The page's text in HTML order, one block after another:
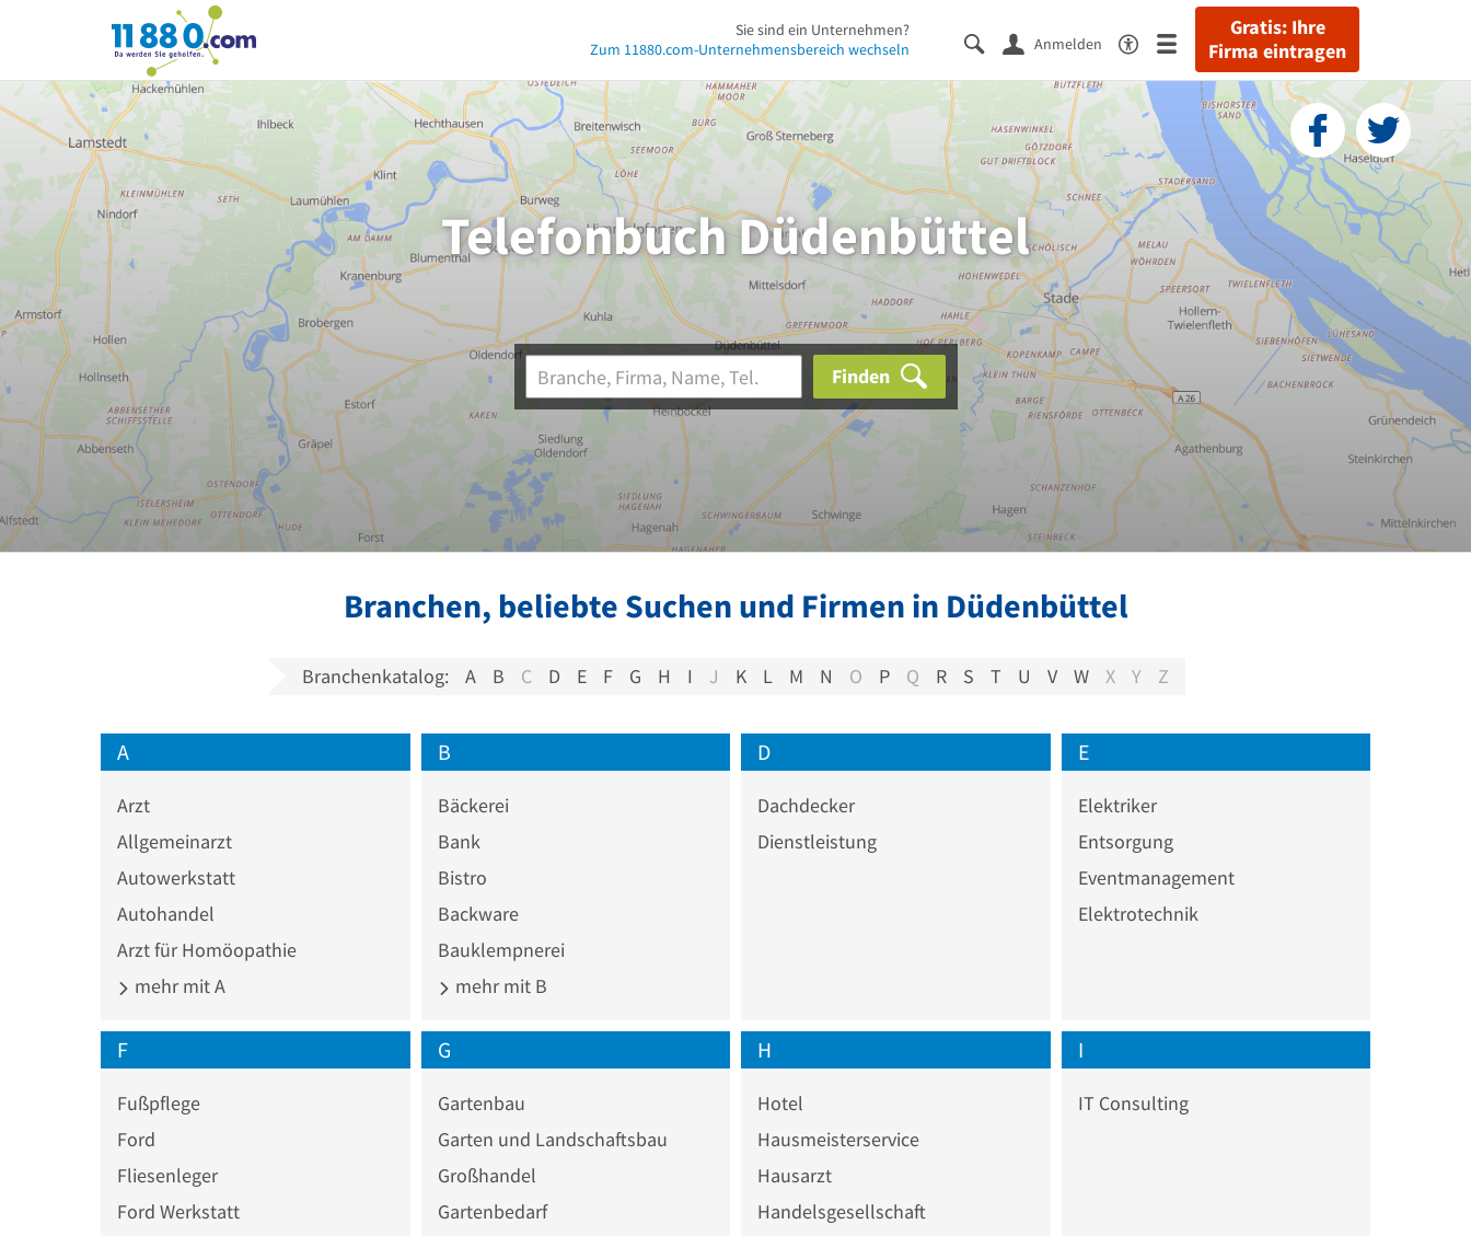
11880.com
Gratis: Ihre
Firma eintragen
Anmelden
Sie sind ein Unternehmen?
Zum 11880.com-Unternehmensbereich wechseln
Telefonbuch Düdenbüttel
Finden
Branchen, beliebte Suchen und Firmen in Düdenbüttel
Branchenkatalog: A B C D E F G H I J K L M N O P Q R S T U V W X Y Z
A
Arzt
Allgemeinarzt
Autowerkstatt
Autohandel
Arzt für Homöopathie
mehr mit A
B
Bäckerei
Bank
Bistro
Backware
Bauklempnerei
mehr mit B
D
Dachdecker
Dienstleistung
E
Elektriker
Entsorgung
Eventmanagement
Elektrotechnik
F
Fußpflege
Ford
Fliesenleger
Ford Werkstatt
G
Gartenbau
Garten und Landschaftsbau
Großhandel
Gartenbedarf
H
Hotel
Hausmeisterservice
Hausarzt
Handelsgesellschaft
I
IT Consulting